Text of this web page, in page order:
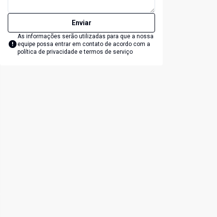
Enviar
As informações serão utilizadas para que a nossa
equipe possa entrar em contato de acordo com a
política de privacidade e termos de serviço